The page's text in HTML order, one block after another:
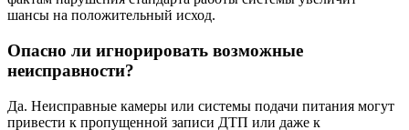
шансы на положительный исход.
Опасно ли игнорировать возможные
неисправности?
Да. Неисправные камеры или системы подачи питания могут
привести к пропущенной записи ДТП или даже к